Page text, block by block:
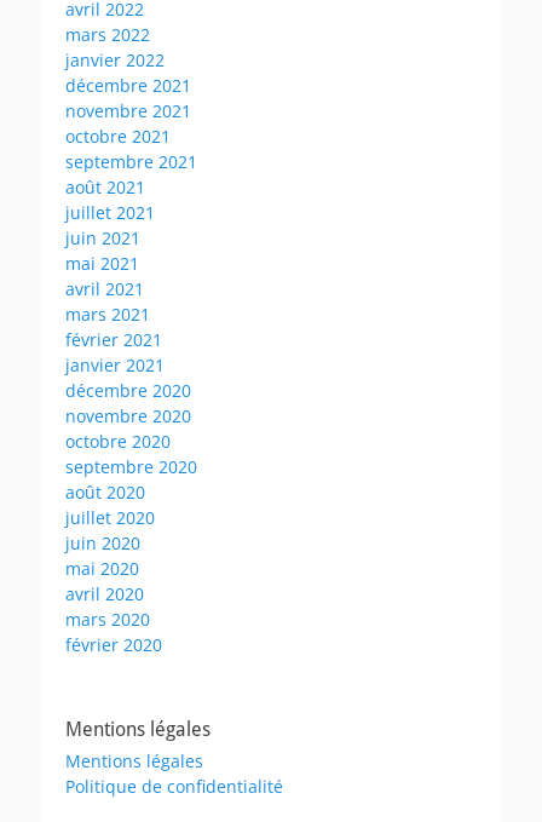
avril 2022
mars 2022
janvier 2022
décembre 2021
novembre 2021
octobre 2021
septembre 2021
août 2021
juillet 2021
juin 2021
mai 2021
avril 2021
mars 2021
février 2021
janvier 2021
décembre 2020
novembre 2020
octobre 2020
septembre 2020
août 2020
juillet 2020
juin 2020
mai 2020
avril 2020
mars 2020
février 2020
Mentions légales
Mentions légales
Politique de confidentialité